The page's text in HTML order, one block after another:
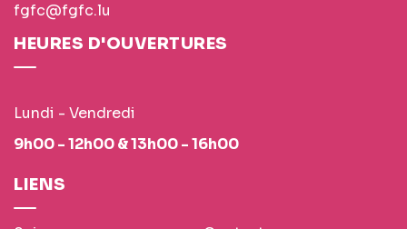
fgfc@fgfc.lu
HEURES D'OUVERTURES
Lundi - Vendredi
9h00 - 12h00 & 13h00 - 16h00
LIENS